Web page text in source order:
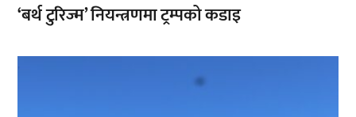
‘बर्थ टुरिज्म’ नियन्त्रणमा ट्रम्पको कडाइ